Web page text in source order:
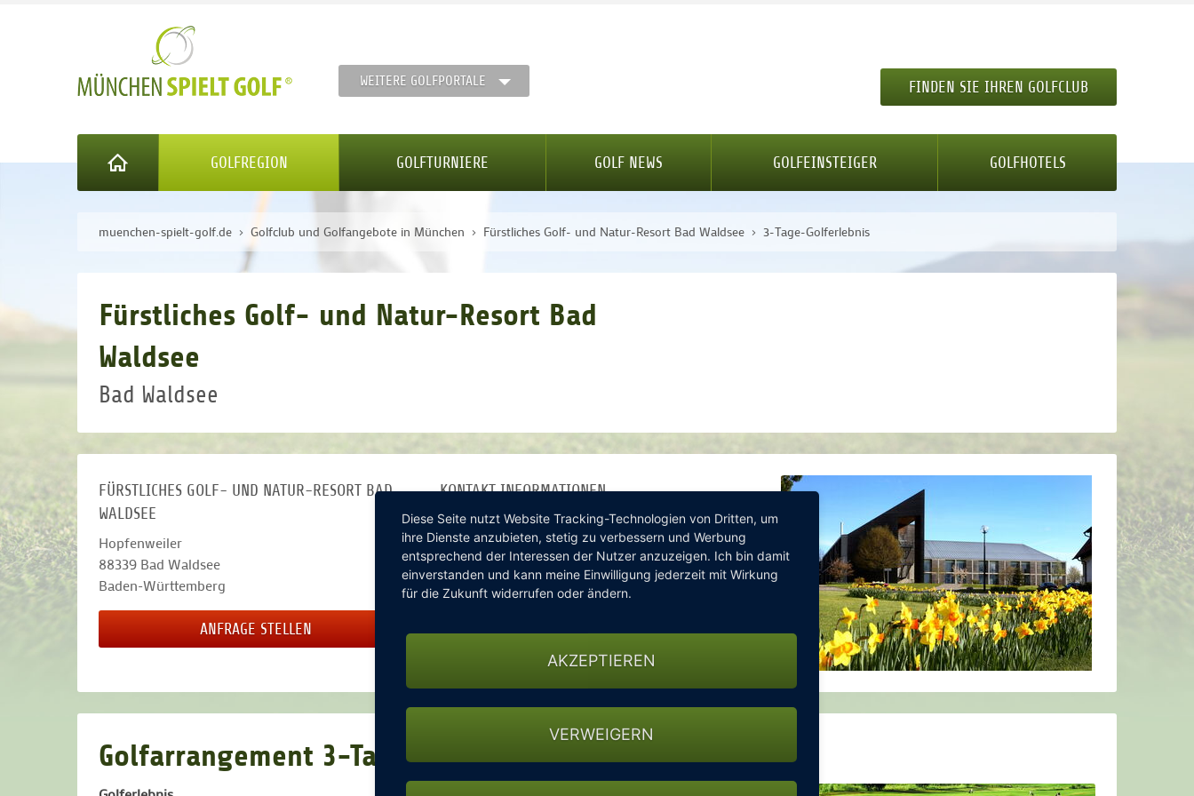
WEITERE GOLFPORTALE FINDEN SIE IHREN GOLFCLUB
GOLFREGION GOLFTURNIERE GOLF NEWS GOLFEINSTEIGER GOLFHOTELS
muenchen-spielt-golf.de Golfclub und Golfangebote in München Fürstliches Golf- und Natur-Resort Bad Waldsee 3-Tage-Golferlebnis
Fürstliches Golf- und Natur-Resort Bad
Waldsee
Bad Waldsee
FÜRSTLICHES GOLF- UND NATUR-RESORT BAD
WALDSEE
Hopfenweiler
88339 Bad Waldsee
Baden-Württemberg
ANFRAGE STELLEN
KONTAKT INFORMATIONEN
Telefon : 07524 / 4017-0
Fax : 07524 / 4017-100
info@waldsee-golf.de
Zur Internetseite des Hotels
Golfarrangement 3-Tage-Golferlebnis
Diese Seite nutzt Website Tracking-Technologien von Dritten, um
ihre Dienste anzubieten, stetig zu verbessern und Werbung
entsprechend der Interessen der Nutzer anzuzeigen. Ich bin damit
einverstanden und kann meine Einwilligung jederzeit mit Wirkung
für die Zukunft widerrufen oder ändern.
AKZEPTIEREN
VERWEIGERN